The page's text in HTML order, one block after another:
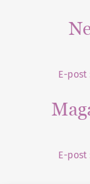
E-post
E-post